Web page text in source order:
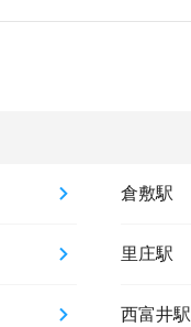
倉敷駅
里庄駅
西富井駅